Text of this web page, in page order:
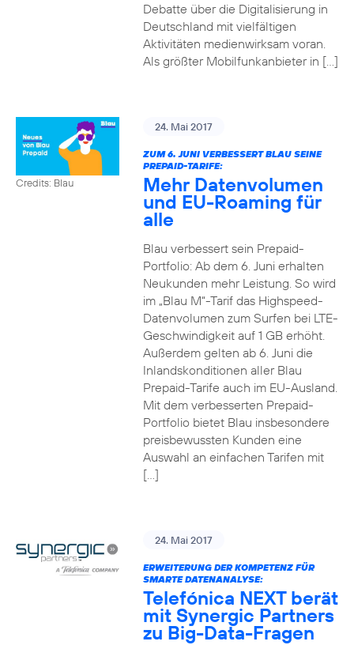
Debatte über die Digitalisierung in
Deutschland mit vielfältigen
Aktivitäten medienwirksam voran.
Als größter Mobilfunkanbieter in […]
Credits: Blau
24. Mai 2017
ZUM 6. JUNI VERBESSERT BLAU SEINE
PREPAID-TARIFE:
Mehr Datenvolumen
und EU-Roaming für
alle
Blau verbessert sein Prepaid-
Portfolio: Ab dem 6. Juni erhalten
Neukunden mehr Leistung. So wird
im „Blau M“-Tarif das Highspeed-
Datenvolumen zum Surfen bei LTE-
Geschwindigkeit auf 1 GB erhöht.
Außerdem gelten ab 6. Juni die
Inlandskonditionen aller Blau
Prepaid-Tarife auch im EU-Ausland.
Mit dem verbesserten Prepaid-
Portfolio bietet Blau insbesondere
preisbewussten Kunden eine
Auswahl an einfachen Tarifen mit
[…]
24. Mai 2017
ERWEITERUNG DER KOMPETENZ FÜR
SMARTE DATENANALYSE:
Telefónica NEXT berät
mit Synergic Partners
zu Big-Data-Fragen